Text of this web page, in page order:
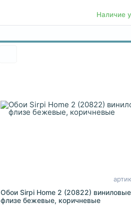
Наличие
Обои Sirpi Home 2 (20822)
флизе бежевые, коричневые